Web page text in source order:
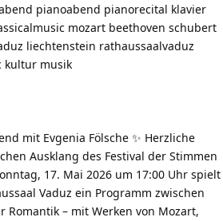
mit Evgenia Fölsche ✨ Herzliche
Ausklang des Festival der Stimmen
17. Mai 2026 um 17:00 Uhr spielt
Vaduz ein Programm zwischen
Romantik – mit Werken von Mozart,